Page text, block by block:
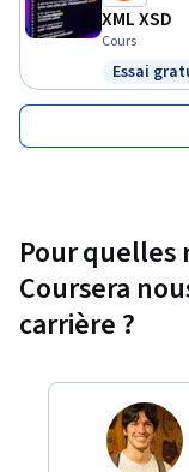
XML XSD
Cours
Statut :
Essai
Pour quelles
Coursera
carrière ?